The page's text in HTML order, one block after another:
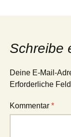
Schreibe
Deine E-Mail-
Erforderliche
Kommentar *